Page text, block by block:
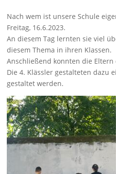
Nach wem ist unsere Schule
Freitag, 16.6.2023.
An diesem Tag lernten sie viel
diesem Thema in ihren Klassen.
Anschließend konnten die Eltern
Die 4. Klässler gestalteten dazu
gestaltet werden.